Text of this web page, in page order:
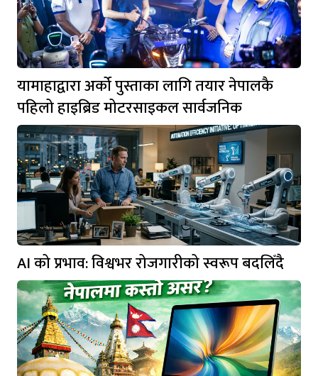
यामाहाद्वारा अर्को पुस्ताका लागि तयार नेपालकै
पहिलो हाइब्रिड मोटरसाइकल सार्वजनिक
AI को प्रभाव: विश्वभर रोजगारीको स्वरूप बदलिँदै